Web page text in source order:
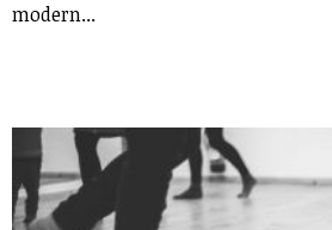
modern...